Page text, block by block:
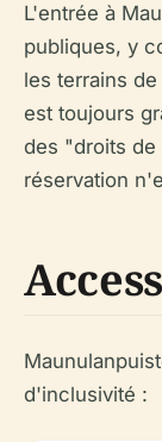
L'entrée à
publiques, y
les terrains
est toujours
des "droits
réservation
d'inclusivité :